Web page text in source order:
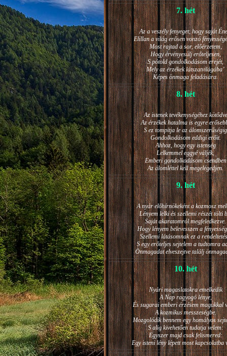
7. hét
Az a veszély fenyeget, hogy saját
Elillan a világ erősen vonzó
Most rajtad a sor, előérzetem,
Hogy érvényesülj erőteljesen,
S pótold gondolkodásom erejét,
Mely az érzékek látszatvilágába’
Képes önmaga feladására.
8. hét
Az istenek tevékenységéhez kötődve
Az érzékek hatalma is egyre
S ez tompítja le az álomszerűségig
Gondolkodásom eddigi erőit.
Ahhoz, hogy egy istenség
Lelkemmel eggyé váljék,
Emberi gondolkodásom csendben
Az álomléttel kell megelégedjen.
9. hét
A nyár előhírnökeként a kozmosz
Lényem lelki és szellemi részét tölti
Saját akaratomról megfeledkezve.
Hogy lényem belevesszen a
Szellemi látásomnak ez a
S egy erőteljes sejtelem a tudtomra
Önmagadat elveszejtve találj
10. hét
Nyári magaslatokra emelkedik
A Nap ragyogó lénye,
És sugarai emberi érzésem magukkal
A kozmikus messzeségbe.
Mozgolódik bennem egy homályos
S alig kivehetően tudatja velem:
Egyszer majd csak felismered:
Egy isteni lény lépett most kapcsolatba